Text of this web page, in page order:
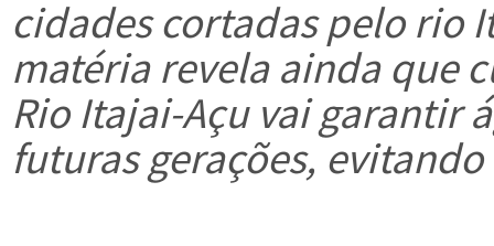
cidades cortadas pelo rio
matéria revela ainda que
Rio Itajai-Açu vai garantir
futuras gerações,